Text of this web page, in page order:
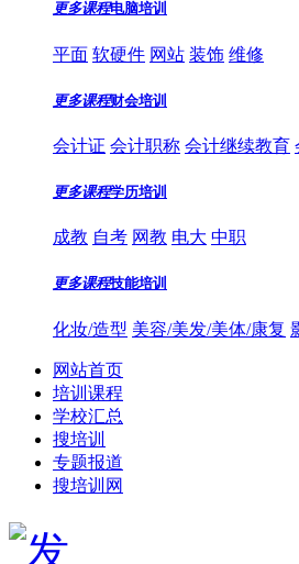
更多课程电脑培训
平面 软硬件 网站 装饰 维修
更多课程财会培训
会计证 会计职称 会计继续教育
更多课程学历培训
成教 自考 网教 电大 中职
更多课程技能培训
化妆/造型 美容/美发/美体/康复
网站首页
培训课程
学校汇总
搜培训
专题报道
搜培训网